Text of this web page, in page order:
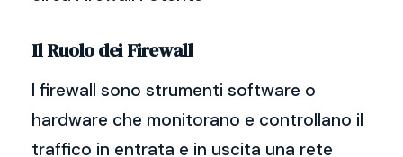
Il Ruolo dei Firewall
I firewall sono strumenti software o
hardware che monitorano e controllano il
traffico in entrata e in uscita una rete